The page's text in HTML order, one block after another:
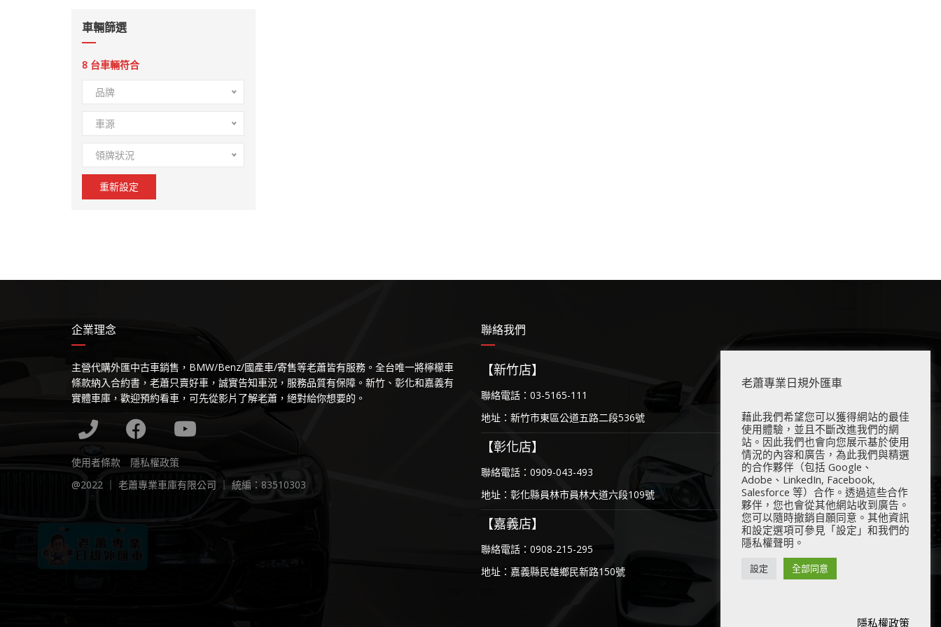
車輛篩選
8 台車輛符合
品牌
車源
領牌狀況
重新設定
企業理念
主營代購外匯中古車銷售，BMW/Benz/國產車/寄售等老蕭皆有服務。全台唯一將檸檬車
條款納入合約書，老蕭只賣好車，誠實告知車況，服務品質有保障。新竹、彰化和嘉義有
實體車庫，歡迎預約看車，可先從影片了解老蕭，絕對給你想要的。
使用者條款
隱私權政策
@2022 ｜ 老蕭專業車庫有限公司 ｜ 統編：83510303
聯絡我們
【新竹店】
聯絡電話：03-5165-111
地址：新竹市東區公道五路二段536號
【彰化店】
聯絡電話：0909-043-493
地址：彰化縣員林市員林大道六段109號
【嘉義店】
聯絡電話：0908-215-295
地址：嘉義縣民雄鄉民新路150號
老蕭專業日規外匯車
藉此我們希望您可以獲得網站的最佳
使用體驗，並且不斷改進我們的網
站。因此我們也會向您展示基於使用
情況的內容和廣告，為此我們與精選
的合作夥伴（包括 Google、
Adobe、LinkedIn, Facebook,
Salesforce 等）合作。透過這些合作
夥伴，您也會從其他網站收到廣告。
您可以隨時撤銷自願同意。其他資訊
和設定選項可參見「設定」和我們的
隱私權聲明。
設定 全部同意
隱私權政策